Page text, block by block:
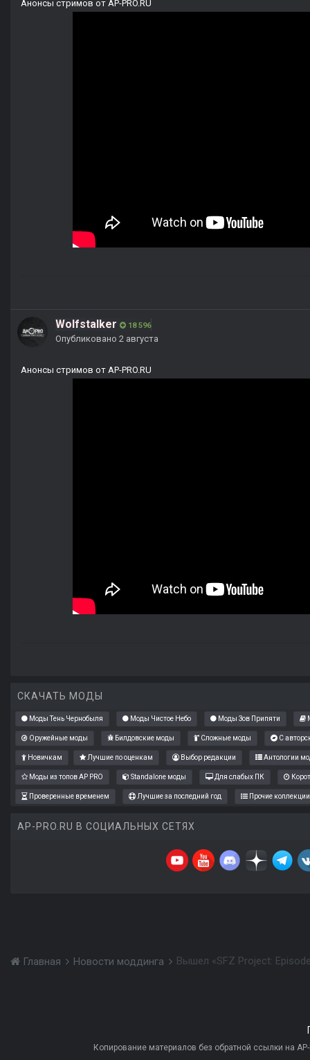
Анонсы стримов от AP-PRO.RU
Wolfstalker 18 596
Опубликовано 2 августа
Анонсы стримов от AP-PRO.RU
СКАЧАТЬ МОДЫ
Моды Тень Чернобыля Моды Чистое Небо Моды Зов Припяти
Оружейные моды Билдовские моды Сложные моды С
Новичкам Лучшие по оценкам Выбор редакции Антологии
Моды из топов AP PRO Standalone моды Для слабых ПК
Проверенные временем Лучшие за последний год Прочие коллекции
AP-PRO.RU В СОЦИАЛЬНЫХ СЕТЯХ
Главная Новости моддинга Вышел «SFZ Project:
Копирование материалов без обратной ссылки на